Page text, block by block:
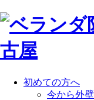
初めての方へ
今から外